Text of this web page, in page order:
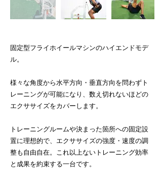
固定型フライホイールマシンのハイエンドモデ
ル。
様々な角度から水平方向・垂直方向を問わずト
レーニングが可能になり、数え切れないほどの
エクササイズをカバーします。
トレーニングルームや決まった箇所への固定設
置に理想的で、エクササイズの強度・速度の調
整も自由自在。これ以上ないトレーニング効率
と成果を約束する一台です。